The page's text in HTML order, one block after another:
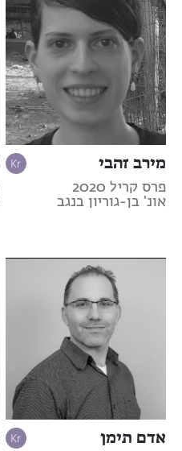
מירב זהבי
פרס קריל 2020
אונ' בן-גוריון בנגב
אדם תימן